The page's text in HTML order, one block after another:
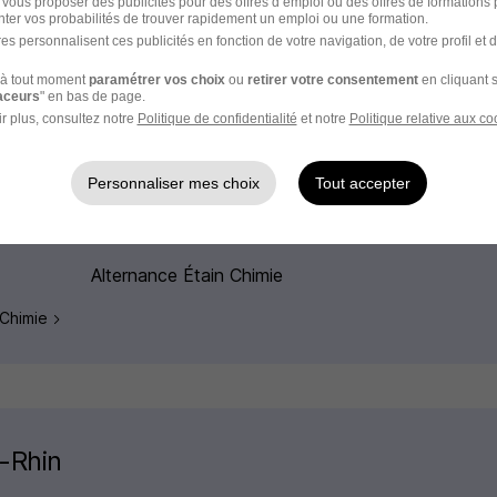
en France
Alternance Bordeaux Chimie
Alternance Saint-Grégoire Chimie
Alternance Pannes Chimie
Alternance Étain Chimie
vos probabilités de trouver rapidement un emploi ou une formation.
personnalisent ces publicités en fonction de votre navigation, de votre profil et
tout momentparamétrer vos choixou retirer votre consentementen cliquant
" en bas de page.
plus, consultez notre Politique de confidentialité et notre Politique relative aux
Personnaliser mes choix Tout accepter